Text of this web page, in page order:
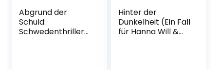
Abgrund der
Schuld:
Schwedenthriller
Hinter der
Dunkelheit (Ein Fall
für Hanna Will &